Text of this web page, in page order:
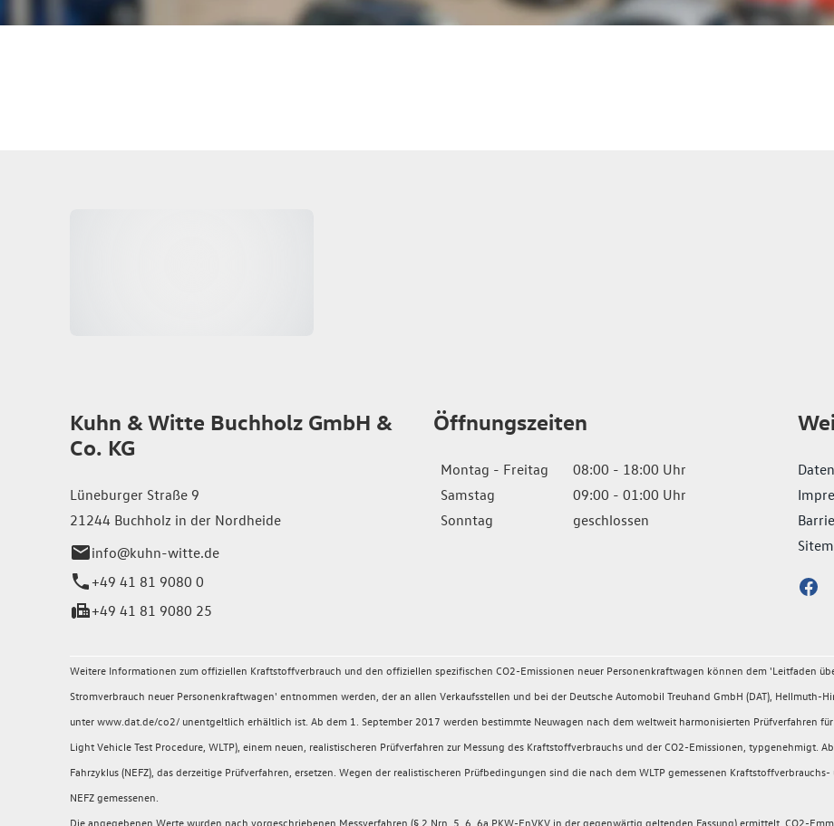
Kuhn & Witte Buchholz GmbH &
Co. KG
Lüneburger Straße 9
21244 Buchholz in der Nordheide
info@kuhn-witte.de
+49 41 81 9080 0
+49 41 81 9080 25
Öffnungszeiten
Montag - Freitag
08:00 - 18:00 Uhr
Samstag
09:00 - 01:00 Uhr
Sonntag
geschlossen
Weitere Informationen zum offiziellen Kraftstoffverbrauch und den offiziellen spezifischen CO2-Emissionen neuer Personenkraftwagen können dem 'Leitfaden
Stromverbrauch neuer Personenkraftwagen' entnommen werden, der an allen Verkaufsstellen und bei der Deutsche Automobil Treuhand GmbH (DAT),
unter www.dat.de/co2/ unentgeltlich erhältlich ist. Ab dem 1. September 2017 werden bestimmte Neuwagen nach dem weltweit harmonisierten Prüfverfahren
Light Vehicle Test Procedure, WLTP), einem neuen, realistischeren Prüfverfahren zur Messung des Kraftstoffverbrauchs und der CO2-Emissionen, typgenehmigt.
Fahrzyklus (NEFZ), das derzeitige Prüfverfahren, ersetzen. Wegen der realistischeren Prüfbedingungen sind die nach dem WLTP gemessenen
NEFZ gemessenen.
Die angegebenen Werte wurden nach vorgeschriebenen Messverfahren (§ 2 Nrn. 5, 6, 6a PKW-EnVKV in der gegenwärtig geltenden Fassung) ermittelt. CO2-